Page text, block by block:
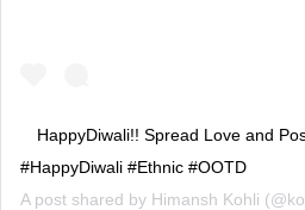
HappyDiwali!! Spread Love and
#HappyDiwali #Ethnic #OOTD
A post shared by Himansh Kohli